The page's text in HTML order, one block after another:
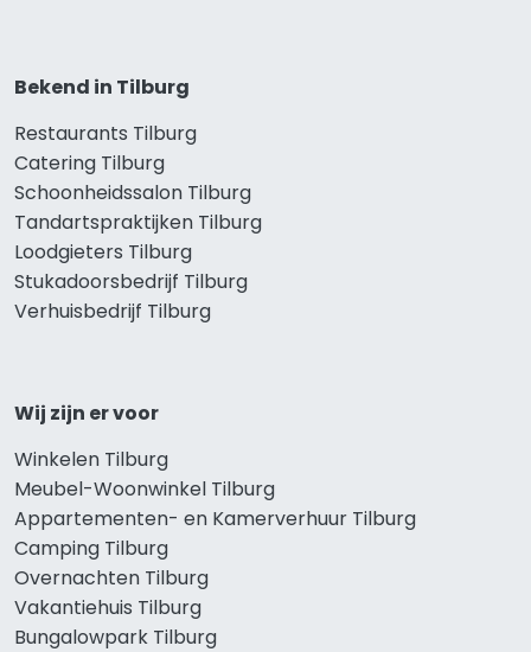
Bekend in Tilburg
Restaurants Tilburg
Catering Tilburg
Schoonheidssalon Tilburg
Tandartspraktijken Tilburg
Loodgieters Tilburg
Stukadoorsbedrijf Tilburg
Verhuisbedrijf Tilburg
Wij zijn er voor
Winkelen Tilburg
Meubel-Woonwinkel Tilburg
Appartementen- en Kamerverhuur Tilburg
Camping Tilburg
Overnachten Tilburg
Vakantiehuis Tilburg
Bungalowpark Tilburg